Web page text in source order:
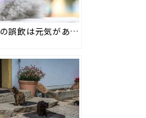
猫の誤飲は元気があるように見えても危険！対処法と今日からできる予防策は？